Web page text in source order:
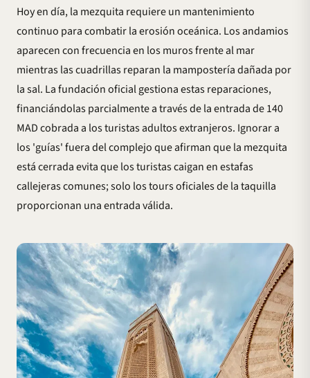
Hoy en día, la mezquita requiere un mantenimiento
continuo para combatir la erosión oceánica. Los andamios
aparecen con frecuencia en los muros frente al mar
mientras las cuadrillas reparan la mampostería dañada por
la sal. La fundación oficial gestiona estas reparaciones,
financiándolas parcialmente a través de la entrada de 140
MAD cobrada a los turistas adultos extranjeros. Ignorar a
los 'guías' fuera del complejo que afirman que la mezquita
está cerrada evita que los turistas caigan en estafas
callejeras comunes; solo los tours oficiales de la taquilla
proporcionan una entrada válida.